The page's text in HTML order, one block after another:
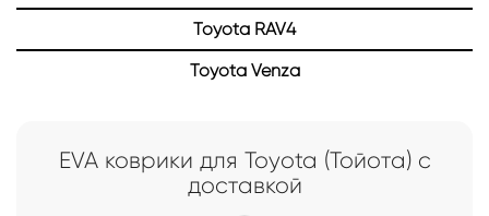
Toyota RAV4
Toyota Venza
EVA коврики для Toyota (Тойота) с
доставкой